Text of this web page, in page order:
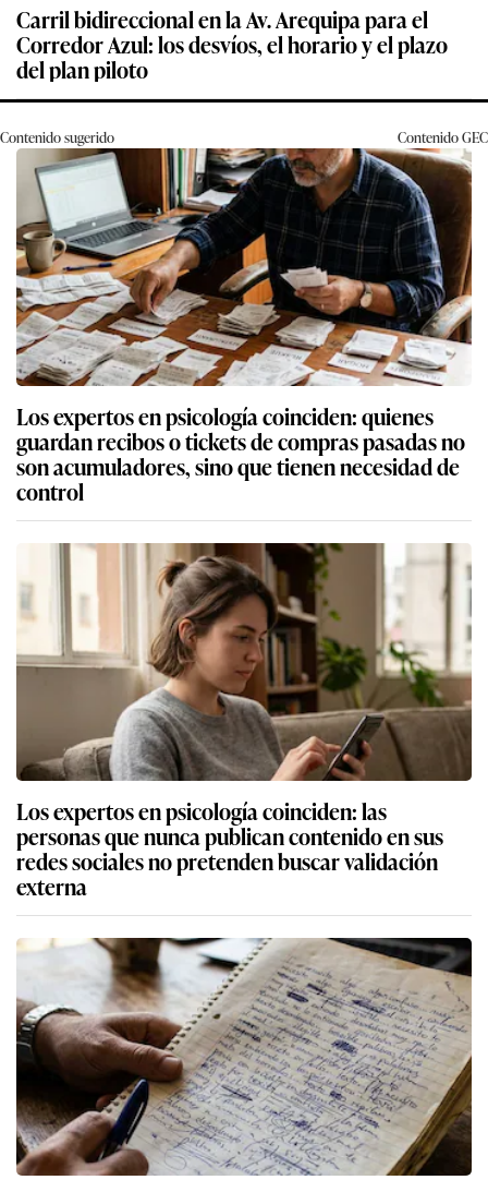
Carril bidireccional en la Av. Arequipa para el
Corredor Azul: los desvíos, el horario y el plazo
del plan piloto
Contenido sugerido ContenidoGEC
Los expertos en psicología coinciden: quienes
guardan recibos o tickets de compras pasadas no
son acumuladores, sino que tienen necesidad de
control
Los expertos en psicología coinciden: las
personas que nunca publican contenido en sus
redes sociales no pretenden buscar validación
externa